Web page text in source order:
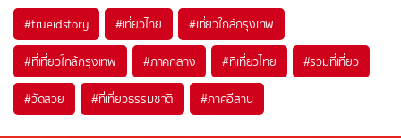
#trueidstory #เที่ยวไทย #เที่ยวใกล้กรุงเทพ
#ที่เที่ยวใกล้กรุงเทพ #ภาคกลาง #ที่เที่ยวไทย #รวมที่เที่ยว
#วัดสวย #ที่เที่ยวธรรมชาติ #ภาคอีสาน